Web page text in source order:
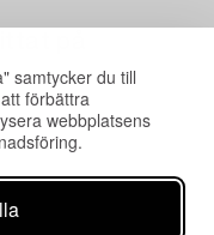
samtycker du till
förbättra
webbplatsens